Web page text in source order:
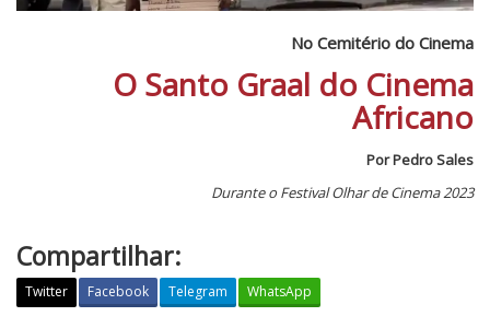
No Cemitério do Cinema
O Santo Graal do Cinema
Africano
Por Pedro Sales
Durante o Festival Olhar de Cinema 2023
Compartilhar:
Twitter Facebook Telegram WhatsApp